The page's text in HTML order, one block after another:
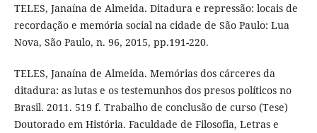
TELES, Janaína de Almeida. Ditadura e repressão: locais de
recordação e memória social na cidade de São Paulo: Lua
Nova, São Paulo, n. 96, 2015, pp.191-220.
TELES, Janaína de Almeida. Memórias dos cárceres da
ditadura: as lutas e os testemunhos dos presos políticos no
Brasil. 2011. 519 f. Trabalho de conclusão de curso (Tese)
Doutorado em História. Faculdade de Filosofia, Letras e